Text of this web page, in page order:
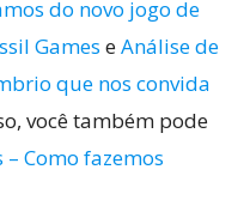
do novo jogo de
Games eAnálise de
que nos convida
você também pode
Como fazemos